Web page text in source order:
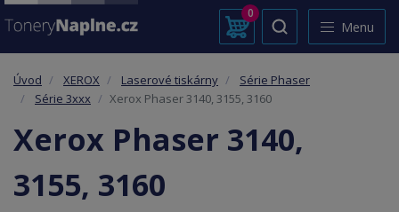
0
Menu
Úvod XEROX Laserové tiskárny
Série Phaser
Série 3xxx
Xerox Phaser 3140, 3155, 3160
Xerox Phaser 3140,
3155, 3160